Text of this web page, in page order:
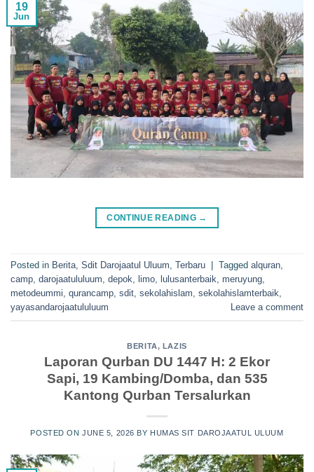
19
Jun
CONTINUE READING →
Posted in Berita Sdit Darojaatul Uluum Terbaru Tagged alquran
camp darojaatululuum depok limo lulusanterbaik meruyung
metodeummi qurancamp sdit sekolahislam sekolahislamterbaik
yayasandarojaatululuum
Leave a comment
BERITA, LAZIS
Laporan Qurban DU 1447 H: 2 Ekor
Sapi, 19 Kambing/Domba, dan 535
Kantong Qurban Tersalurkan
POSTED ONJUNE 5, 2026 BY HUMAS SIT DAROJAATUL ULUUM